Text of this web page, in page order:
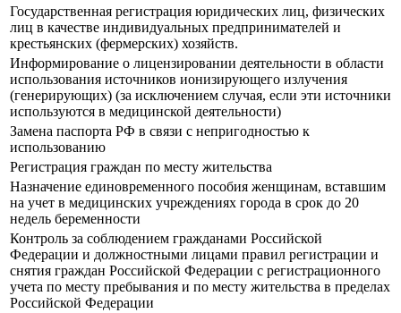
Государственная регистрация юридических лиц, физических
лиц в качестве индивидуальных предпринимателей и
крестьянских (фермерских) хозяйств.
Информирование о лицензировании деятельности в области
использования источников ионизирующего излучения
(генерирующих) (за исключением случая, если эти источники
используются в медицинской деятельности)
Замена паспорта РФ в связи с непригодностью к
использованию
Регистрация граждан по месту жительства
Назначение единовременного пособия женщинам, вставшим
на учет в медицинских учреждениях города в срок до 20
недель беременности
Контроль за соблюдением гражданами Российской
Федерации и должностными лицами правил регистрации и
снятия граждан Российской Федерации с регистрационного
учета по месту пребывания и по месту жительства в пределах
Российской Федерации